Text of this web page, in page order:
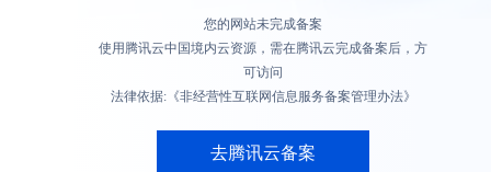
您的网站未完成备案
使用腾讯云中国境内云资源，需在腾讯云完成备案后，方
可访问
法律依据:《非经营性互联网信息服务备案管理办法》
去腾讯云备案